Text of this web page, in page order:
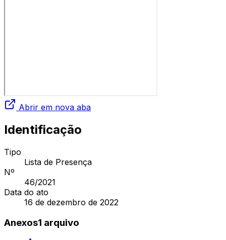
Abrir em nova aba
Identificação
Tipo
Lista de Presença
Nº
46/2021
Data do ato
16 de dezembro de 2022
Anexos1 arquivo